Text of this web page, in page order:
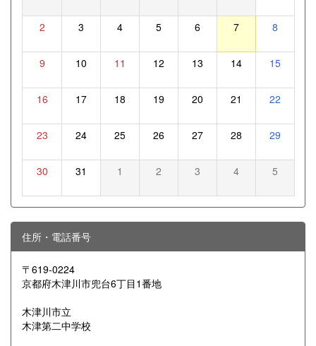
2 3 4 5 6 7 8
9 10 11 12 13 14 15
16 17 18 19 20 21 22
23 24 25 26 27 28 29
30 31 1 2 3 4 5
住所・電話番号
〒619-0224
京都府木津川市兜台6丁目1番地
木津川市立
木津第二中学校